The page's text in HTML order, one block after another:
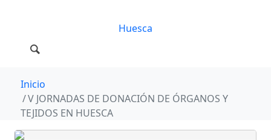
Inicio
V JORNADAS DE DONACIÓN DE ÓRGANOS Y
TEJIDOS EN HUESCA